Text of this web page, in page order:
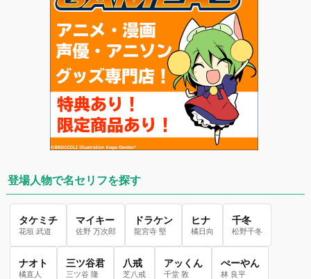
登場人物で名セリフを探す
タケミチ
花垣 武道
マイキー
佐野 万次郎
ドラケン
龍宮寺 堅
ヒナ
橘日向
千冬
松野千冬
ナオト
橘直人
三ツ谷君
三ツ谷 隆
八戒
芝八戒
アッくん
千堂 敦
ぺーやん
林 良平